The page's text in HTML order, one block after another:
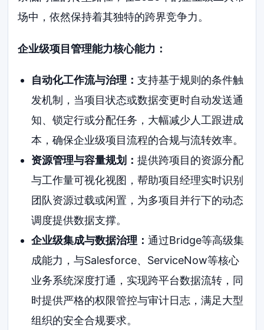
场中，依然保持着其独特的跨界竞争力。
企业级项目管理能力核心能力：
自动化工作流与治理： 支持基于规则的条件触
发机制，当项目状态或数据变更时自动发送通
知、锁定行或分配任务，大幅减少人工跟进成
本，确保企业级项目流程的合规与流转效率。
资源管理与容量规划： 提供跨项目的资源分配
与工作量可视化视图，帮助项目经理实时识别
团队资源过载或闲置，为多项目并行下的动态
调度提供数据支撑。
企业级集成与数据治理： 通过Bridge等高级集
成能力，与Salesforce、ServiceNow等核心
业务系统深度打通，实现跨平台数据流转，同
时提供严格的权限管控与审计日志，满足大型
组织的安全合规要求。